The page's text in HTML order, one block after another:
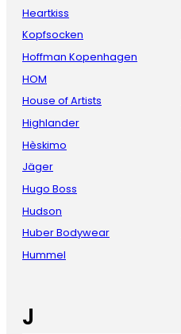
Heartkiss
Kopfsocken
Hoffman Kopenhagen
HOM
House of Artists
Highlander
Hèskimo
Jäger
Hugo Boss
Hudson
Huber Bodywear
Hummel
J